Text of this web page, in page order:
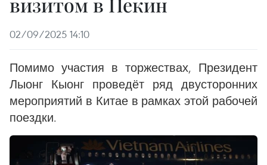
02/09/2025 14:10
Помимо участия в торжествах, Президент
Лыонг Кыонг проведёт ряд двусторонних
мероприятий в Китае в рамках этой рабочей
поездки.